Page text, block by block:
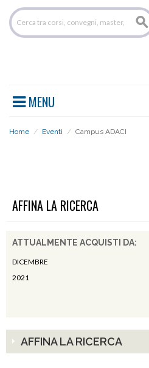
MENU
Home / Eventi / Campus ADACI
AFFINA LA RICERCA
ATTUALMENTE ACQUISTI DA:
DICEMBRE
2021
AFFINA LA RICERCA